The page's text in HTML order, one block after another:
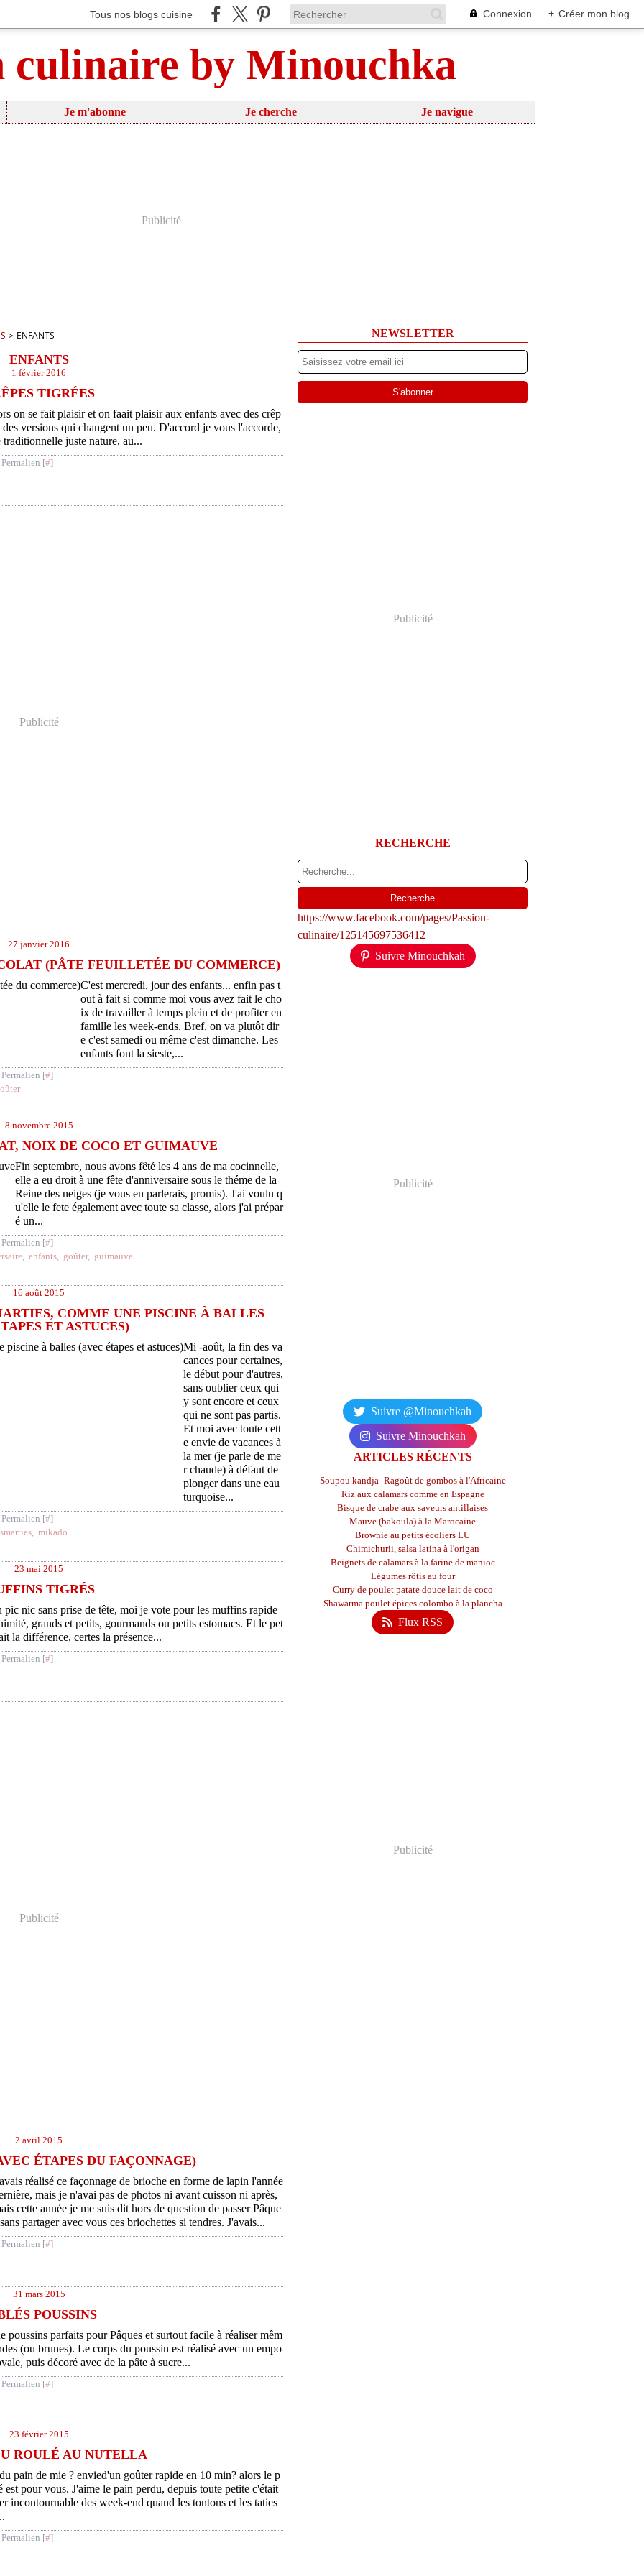
Tous nos blogs cuisine Connexion + Créer mon blog
culinaire by Minouchka
Je m'abonne Je cherche Je navigue
Publicité
> ENFANTS
ENFANTS
1 février 2016
TIGRÉES
on se fait plaisir et on faait plaisir aux enfants avec des crêp
des versions qui changent un peu. D'accord je vous l'accorde,
juste nature, au...
Permalien [#]
Publicité
27 janvier 2016
(PÂTE FEUILLETÉE DU COMMERCE)
C'est mercredi, jour des enfants... enfin pas t
out à fait si comme moi vous avez fait le cho
ix de travailler à temps plein et de profiter en
famille les week-ends. Bref, on va plutôt dir
e c'est samedi ou même c'est dimanche. Les
enfants font la sieste,...
Permalien [#]
8 novembre 2015
NOIX DE COCO ET GUIMAUVE
Fin septembre, nous avons fêté les 4 ans de ma cocinnelle,
elle a eu droit à une fête d'anniversaire sous le théme de la
Reine des neiges (je vous en parlerais, promis). J'ai voulu q
u'elle le fete également avec toute sa classe, alors j'ai prépar
é un...
Permalien [#]
, enfants, goûter, guimauve
16 août 2015
COMME UNE PISCINE À BALLES
ET ASTUCES)
Mi -août, la fin des va
cances pour certaines,
le début pour d'autres,
sans oublier ceux qui
y sont encore et ceux
qui ne sont pas partis.
Et moi avec toute cett
e envie de vacances à
la mer (je parle de me
r chaude) à défaut de
plonger dans une eau
turquoise...
Permalien [#]
smarties, mikado
23 mai 2015
TIGRÉS
pic nic sans prise de tête, moi je vote pour les muffins rapide
grands et petits, gourmands ou petits estomacs. Et le pet
la différence, certes la présence...
Permalien [#]
Publicité
2 avril 2015
ÉTAPES DU FAÇONNAGE)
réalisé ce façonnage de brioche en forme de lapin l'année
mais je n'avai pas de photos ni avant cuisson ni après,
cette année je me suis dit hors de question de passer Pâque
partager avec vous ces briochettes si tendres. J'avais...
Permalien [#]
31 mars 2015
POUSSINS
poussins parfaits pour Pâques et surtout facile à réaliser mêm
(ou brunes). Le corps du poussin est réalisé avec un empo
puis décoré avec de la pâte à sucre...
Permalien [#]
23 février 2015
ROULÉ AU NUTELLA
pain de mie ? envied'un goûter rapide en 10 min? alors le p
est pour vous. J'aime le pain perdu, depuis toute petite c'était
incontournable des week-end quand les tontons et les taties
Permalien [#]
NEWSLETTER
Publicité
RECHERCHE
https://www.facebook.com/pages/Passion-
culinaire/125145697536412
Suivre Minouchkah
Publicité
Suivre @Minouchkah
Suivre Minouchkah
ARTICLES RÉCENTS
Soupou kandja- Ragoût de gombos à l'Africaine
Riz aux calamars comme en Espagne
Bisque de crabe aux saveurs antillaises
Mauve (bakoula) à la Marocaine
Brownie au petits écoliers LU
Chimichurii, salsa latina à l'origan
Beignets de calamars à la farine de manioc
Légumes rôtis au four
Curry de poulet patate douce lait de coco
Shawarma poulet épices colombo à la plancha
Flux RSS
Publicité